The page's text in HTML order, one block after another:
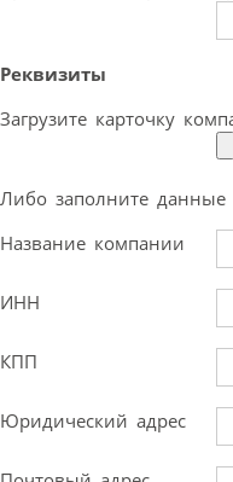
Реквизиты
Загрузите карточку
Либо заполните данные
Название компании
ИНН
КПП
Юридический адрес